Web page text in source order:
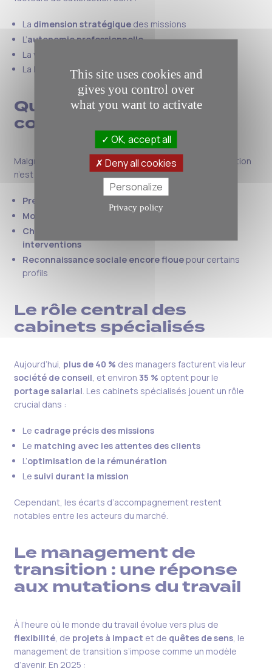
La dimension stratégiquedes missions
L’autonomie professionnelle
La valeur ajoutée
La liberté de choix des projets
Quels freins et
contraintes en 2025 ?
Malgré ses nombreux atouts, le management de transition
n’est pas sans défis :
Précarité relative
Mobilité géographique parfois imposée
Charge mentale et intensité de certaines
interventions
Reconnaissance sociale encore flouepour certains
profils
Le rôle central des
cabinets spécialisés
Aujourd’hui, plus de 40 % des managers facturent via leur
société de conseil, et environ 35 % optent pour le
portage salarial. Les cabinets spécialisés jouent un rôle
crucial dans :
Le cadrage précis des missions
Le matching avec les attentes des clients
L’optimisation de la rémunération
Le suivi durant la mission
Cependant, les écarts d’accompagnement restent
notables entre les acteurs du marché.
Le management de
transition : une réponse
aux mutations du travail
À l’heure où le monde du travail évolue vers plus de
flexibilité, de projets à impact et de quêtes de sens, le
management de transition s’impose comme un modèle
d’avenir. En 2025 :
This site uses cookies and
gives you control over
what you want to activate
OK, accept all
Deny all cookies
Personalize
Privacy policy